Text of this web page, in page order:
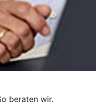
beraten wir.